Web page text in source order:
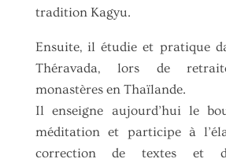
tradition Kagyu.
Ensuite, il étudie et pratique
Théravada, lors de
monastères en Thaïlande.
Il enseigne aujourd’hui le
méditation et participe à
correction de textes et